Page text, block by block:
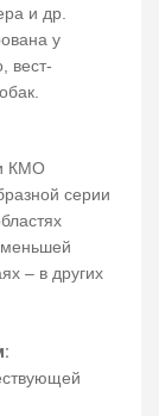
и др.
у
вест-
КMO
серии
– в других